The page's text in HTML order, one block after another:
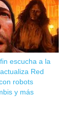
escucha a la
Red
robots
y más